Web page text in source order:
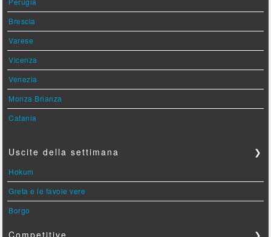
Brescia
Varese
Vicenza
Venezia
Monza Brianza
Catania
Uscite della settimana ❯
Hokum
Greta e le favole vere
Borgo
Competitive ❯